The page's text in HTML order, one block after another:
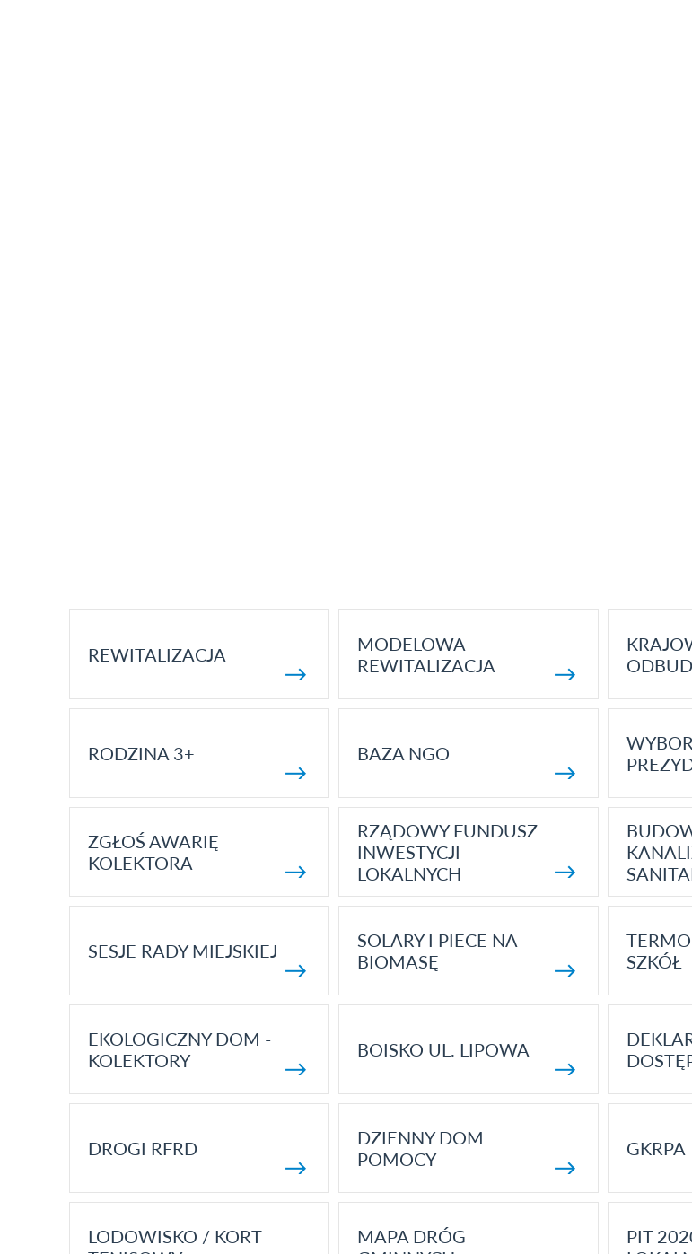
REWITALIZACJA
MODELOWA
REWITALIZACJA
RODZINA 3+ BAZA NGO
ZGŁOŚ AWARIĘ
KOLEKTORA
RZĄDOWY FUNDUSZ
INWESTYCJI
LOKALNYCH
SESJE RADY MIEJSKIEJ
SOLARY I PIECE NA
BIOMASĘ
SZKÓŁ
EKOLOGICZNY DOM -
KOLEKTORY
BOISKO UL. LIPOWA
DROGI RFRD
DZIENNY DOM
POMOCY
GKRPA
LODOWISKO / KORT
MAPA DRÓG
PIT